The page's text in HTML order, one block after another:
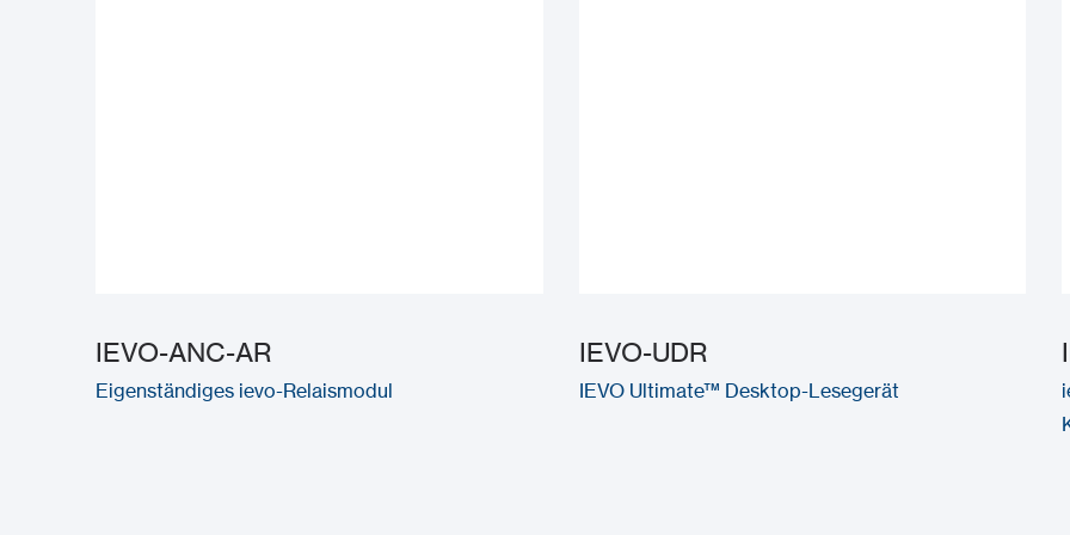
IEVO-ANC-AR
Eigenständiges ievo-Relaismodul
IEVO-UDR
IEVO Ultimate™ Desktop-Lesegerät